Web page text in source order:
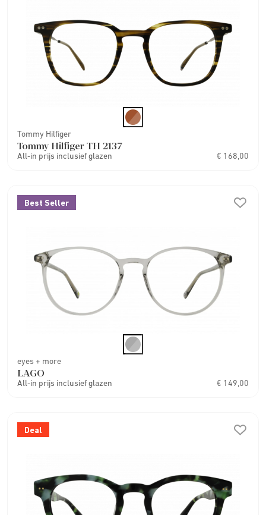
Tommy Hilfiger
Tommy Hilfiger TH 2137
All-in prijs inclusief glazen € 168,00
Best Seller
eyes + more
LAGO
All-in prijs inclusief glazen € 149,00
Deal